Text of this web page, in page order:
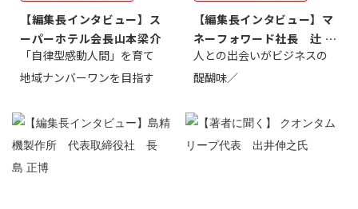
【編集長インタビュー】ス
ーパーホテル会長山本梁介
「自律型感動人間」を育て
地域ナンバーワンを目指す
【編集長インタビュー】マ
ネーフォワード社長 辻 庸
介
人との出会いがビジネスの
醍醐味／